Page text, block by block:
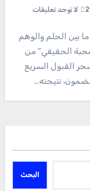
لا توجد تعليقات
بين الحلم والوهم
الحقيقي” من
سحر القبول السريع
نتيجته…
البحث